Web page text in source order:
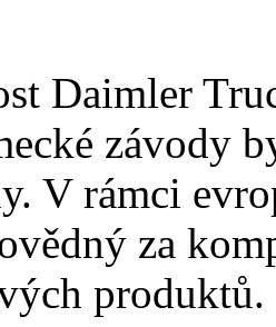
Daimler
závody
V rámci
za
produktů.